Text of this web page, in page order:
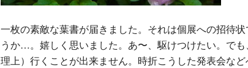
一枚の素敵な葉書が届きました。それは個展への招待
うか…。嬉しく思いました。あ〜、駆けつけたい。で
理上）行くことが出来ません。時折こうした発表会な